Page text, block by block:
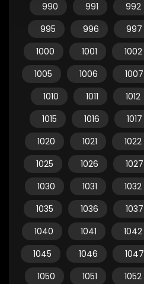
990
991 992
995
996 997
1000
1001 1002
1005
1006 1007
1010
1011 1012
1015
1016 1017
1020
1021 1022
1025
1026 1027
1030
1031 1032
1035
1036 1037
1040
1041 1042
1045
1046 1047
1050
1051 1052